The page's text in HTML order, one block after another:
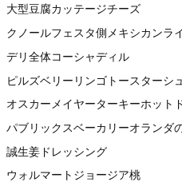
大型豆腐カッテージチーズ
クノールフェスタ側メキシカンラ
デリ全体コーシャディル
ピルズベリーリンゴトースターシ
オスカーメイヤーターキーホット
パブリックスベーカリーオランダ
誠生姜ドレッシング
ウォルマートジョージア桃